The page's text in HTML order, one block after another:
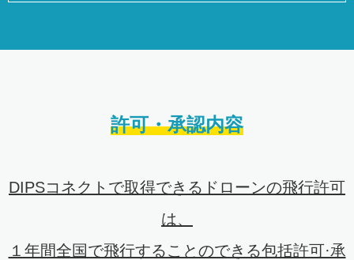
許可・承認内容
DIPSコネクトで取得できるドローンの飛行許可
は、
１年間全国で飛行することのできる包括許可·承